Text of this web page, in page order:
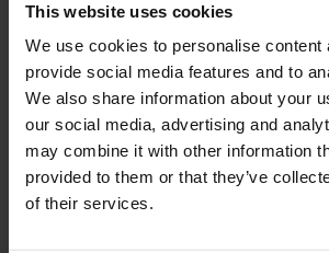
This website uses cookies
We use cookies to personalise content
provide social media features and to
We also share information about your
our social media, advertising and
may combine it with other information
provided to them or that they’ve
of their services.
Valheim
Hospedagem de
All Games